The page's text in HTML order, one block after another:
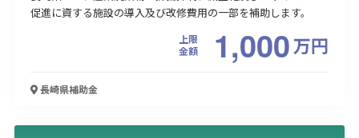
促進に資する施設の導入及び改修費用の一部を補助します。
上限
金額
1,000万円
長崎県補助金